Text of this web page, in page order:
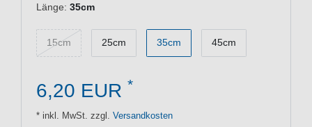
Länge: 35cm
15cm 25cm 35cm 45cm
6,20 EUR *
* inkl. MwSt. zzgl. Versandkosten